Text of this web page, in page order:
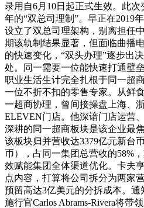
录用自6月10日起正式生效。此
年的“双总司理制”。早正在2019
设立了双总司理架构，别离担任
期该轨制结果显著，但面临曲播
的快速变化，“双头办理”逐步出
处。同一需要一位能快速打通壁
职业生活生计完全扎根于同一超
一位不折不扣的零售专家。从鲜
一超商协理，曾间接操盘上海、
ELEVEN门店。他深谙门店运营
深耕的同一超商板块是该企业最
该板块归并营收达3379亿元新台
币），占同一集团总营收的58%
效赋能集团全体渠道优化。卡夫
点内容，打算将公司拆分为两家
预留高达3亿美元的分拆成本。
施行官Carlos Abrams-Rivera将带